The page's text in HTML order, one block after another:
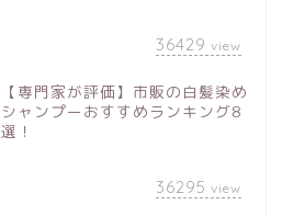
36429 view
【専門家が評価】市販の白髪染め
シャンプーおすすめランキング8
選！
36295 view